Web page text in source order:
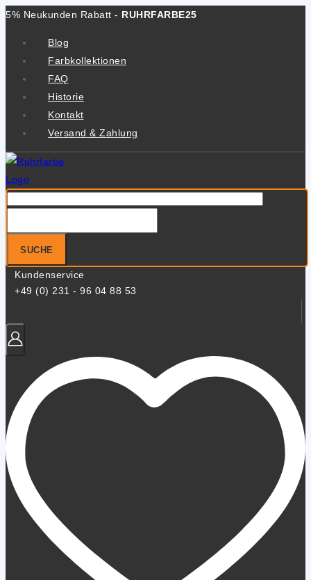
Zum
5% Neukunden Rabatt - RUHRFARBE25
Blog
Farbkollektionen
FAQ
Historie
Kontakt
Versand & Zahlung
nach:
SUCHE
Kundenservice
+49 (0) 231 - 96 04 88 53